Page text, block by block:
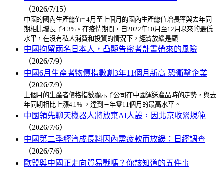
（2026/7/15）
中國的國內生產總值= 4月至上個月的國內生產總值增長率與去年同
期相比增長了4.3%。在疫情期間，自2022年10月至12月以來的最低
水平，在沒有私人消費和投資的情況下，經濟放緩是顯
中國拘留兩名日本人，凸顯告密者計畫帶來的風險
（2026/7/9）
中國6月生產者物價指數創3年11個月新高 恐衝擊企業
（2026/7/9）
上個月的生產者價格指數顯示了公司在中國運送產品時的走勢，與去
年同期相比上漲4.1% ，達到三年零11個月的最高水平。
中國領先聊天機器人將放棄AI人設，因北京收緊規範
（2026/7/6）
中國第二季經濟成長料因內需疲軟而放緩：日經調查
（2026/7/6）
歐盟與中國正走向貿易戰嗎？你該知道的五件事